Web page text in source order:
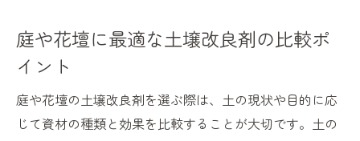
庭や花壇に最適な土壌改良剤の比較ポ
イント
庭や花壇の土壌改良剤を選ぶ際は、土の現状や目的に応
じて資材の種類と効果を比較することが大切です。土の